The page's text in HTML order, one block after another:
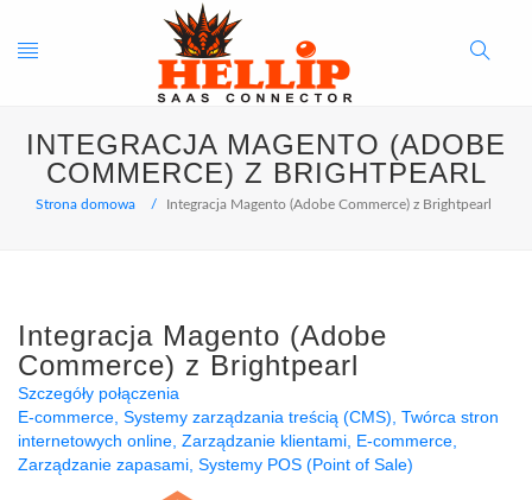
Toggle
navigation
Search
Button
INTEGRACJA MAGENTO (ADOBE
COMMERCE) Z BRIGHTPEARL
Strona domowa Integracja Magento (Adobe Commerce) z Brightpearl
Integracja Magento (Adobe
Commerce) z Brightpearl
Szczegóły połączenia
E-commerce Systemy zarządzania treścią (CMS) Twórca stron
internetowych online Zarządzanie klientami E-commerce
Zarządzanie zapasami Systemy POS (Point of Sale)